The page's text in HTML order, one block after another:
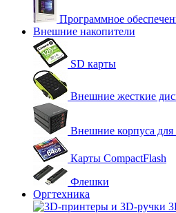
Программное
Внешние накопители
SD карты
Внешние жесткие
Внешние корпуса
Карты CompactFlash
Флешки
Оргтехника